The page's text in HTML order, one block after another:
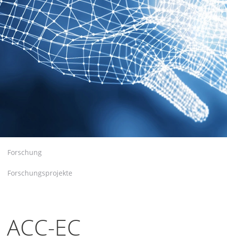
Forschung
Forschungsprojekte
ACC-EC